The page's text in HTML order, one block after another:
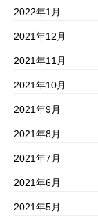
2022年1月
2021年12月
2021年11月
2021年10月
2021年9月
2021年8月
2021年7月
2021年6月
2021年5月